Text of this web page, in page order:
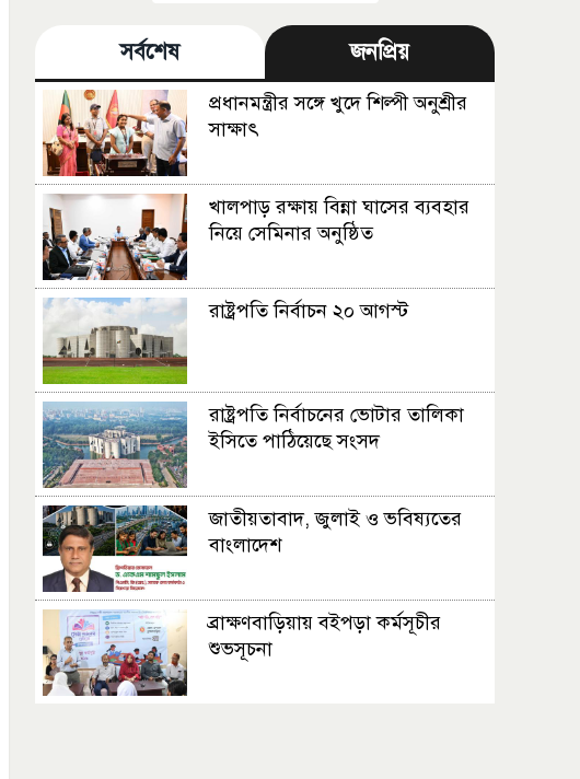
সর্বশেষ জনপ্রিয়
প্রধানমন্ত্রীর সঙ্গে খুদে শিল্পী অনুশ্রীর
সাক্ষাৎ
খালপাড় রক্ষায় বিন্না ঘাসের ব্যবহার
নিয়ে সেমিনার অনুষ্ঠিত
রাষ্ট্রপতি নির্বাচন ২০ আগস্ট
রাষ্ট্রপতি নির্বাচনের ভোটার তালিকা
ইসিতে পাঠিয়েছে সংসদ
জাতীয়তাবাদ, জুলাই ও ভবিষ্যতের
বাংলাদেশ
ব্রাক্ষণবাড়িয়ায় বইপড়া কর্মসূচীর
শুভসূচনা